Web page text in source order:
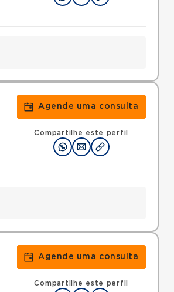
Agende uma consulta
Compartilhe este perfil
Agende uma consulta
Compartilhe este perfil